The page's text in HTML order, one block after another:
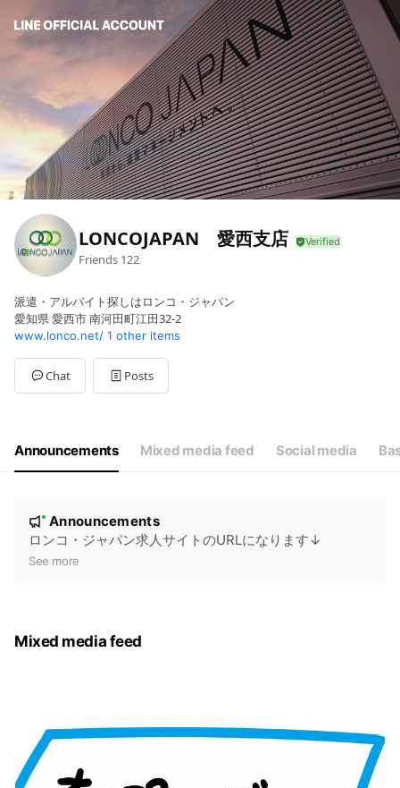
LONCOJAPAN 愛西支店
Friends 122
派遣・アルバイト探しはロンコ・ジャパン
愛知県 愛西市 南河田町江田32-2
www.lonco.net/ 1 other items
Chat Posts
Announcements Mixed media feed Social media
e
New
Announcements
ロンコ・ジャパン求人サイトのURLになります↓
See more
Mixed media feed